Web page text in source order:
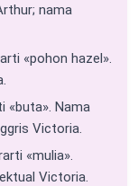
nama
«pohon hazel».
«buta». Nama
Victoria.
«mulia».
Victoria.